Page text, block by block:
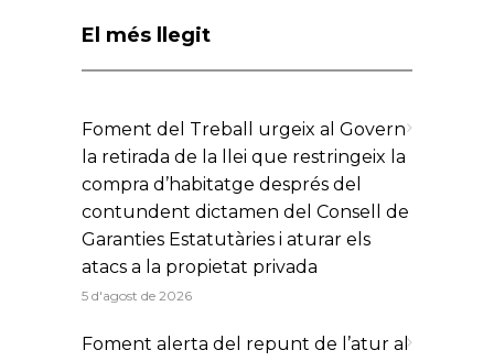
El més llegit
Foment del Treball urgeix al Govern
la retirada de la llei que restringeix la
compra d’habitatge després del
contundent dictamen del Consell de
Garanties Estatutàries i aturar els
atacs a la propietat privada
5 d'agost de 2026
Foment alerta del repunt de l’atur al